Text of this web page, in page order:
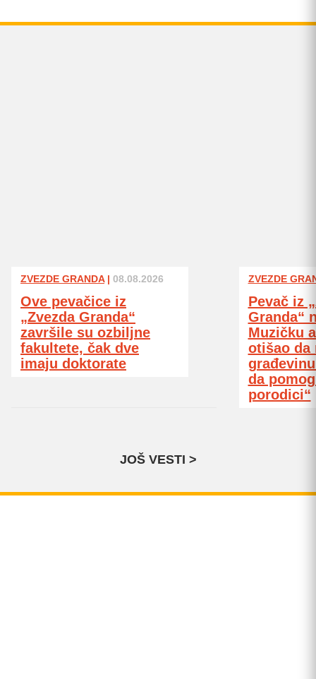
ZVEZDE GRANDA| 08.08.2026
Ove pevačice iz
„Zvezda Granda“
završile su ozbiljne
fakultete, čak dve
imaju doktorate
ZVEZDE
Pevač iz
Granda“
Muzičku
otišao da
da
porodici“
JOŠ VESTI >